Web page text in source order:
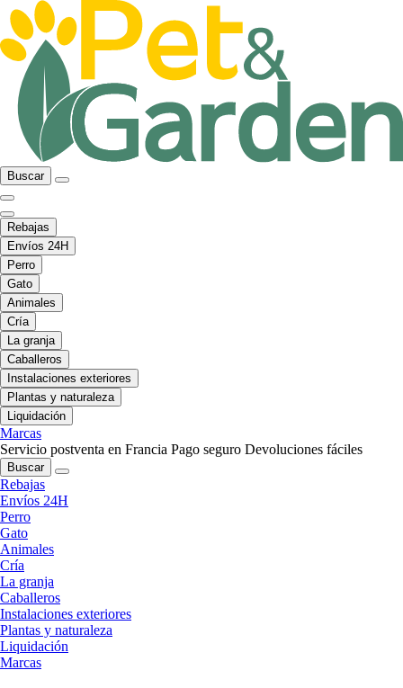
Buscar
Rebajas
Envíos 24H
Perro
Gato
Animales
Cría
La granja
Caballeros
Instalaciones exteriores
Plantas y naturaleza
Liquidación
Marcas
Servicio postventa en Francia Pago seguro Devoluciones fáciles
Buscar
Rebajas
Envíos 24H
Perro
Gato
Animales
Cría
La granja
Caballeros
Instalaciones exteriores
Plantas y naturaleza
Liquidación
Marcas